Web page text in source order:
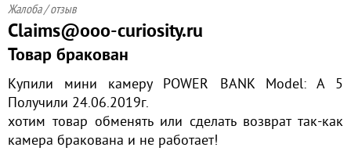
Жалоба / отзыв
Claims@ooo-curiosity.ru
Товар бракован
Купили мини камеру POWER BANK Model: A 5
Получили 24.06.2019г.
хотим товар обменять или сделать возврат так-как
камера бракована и не работает!